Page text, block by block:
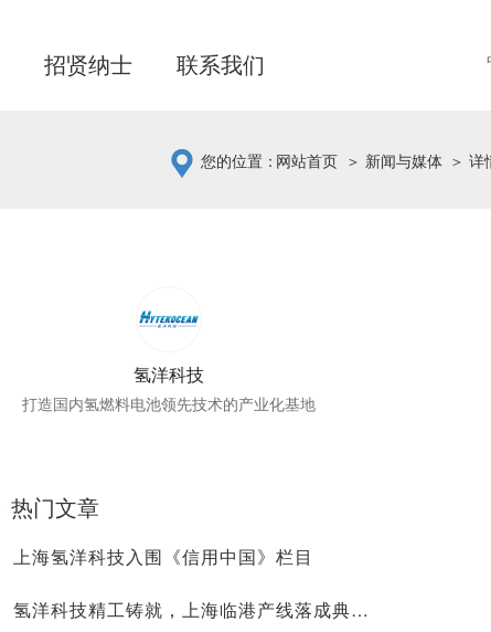
招贤纳士 联系我们
您的位置： 网站首页 ＞ 新闻与媒体 ＞ 详
氢洋科技
打造国内氢燃料电池领先技术的产业化基地
热门文章
上海氢洋科技入围《信用中国》栏目
氢洋科技精工铸就，上海临港产线落成典礼圆满举行